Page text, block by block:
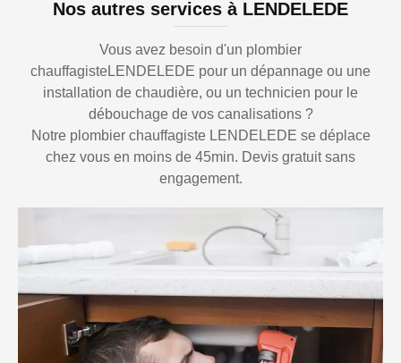
Nos autres services à LENDELEDE
Vous avez besoin d'un plombier
chauffagisteLENDELEDE pour un dépannage ou une
installation de chaudière, ou un technicien pour le
débouchage de vos canalisations ?
Notre plombier chauffagiste LENDELEDE se déplace
chez vous en moins de 45min. Devis gratuit sans
engagement.